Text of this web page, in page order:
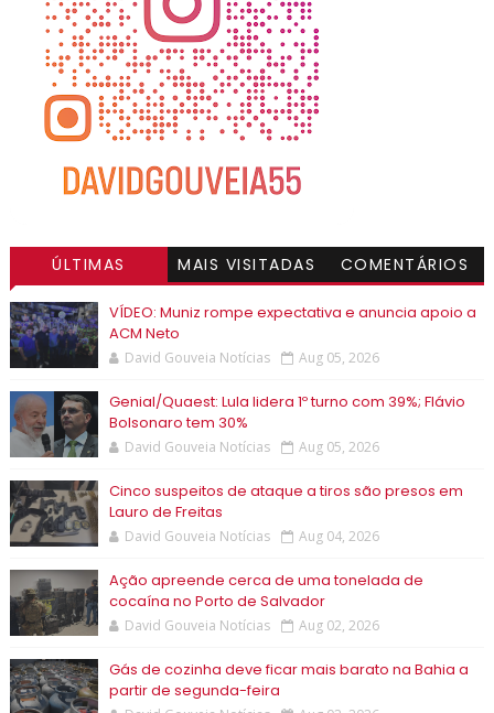
ÚLTIMAS MAIS VISITADAS COMENTÁRIOS
VÍDEO: Muniz rompe expectativa e anuncia apoio a
ACM Neto
David Gouveia Notícias Aug 05, 2026
Genial/Quaest: Lula lidera 1º turno com 39%; Flávio
Bolsonaro tem 30%
David Gouveia Notícias Aug 05, 2026
Cinco suspeitos de ataque a tiros são presos em
Lauro de Freitas
David Gouveia Notícias Aug 04, 2026
Ação apreende cerca de uma tonelada de
cocaína no Porto de Salvador
David Gouveia Notícias Aug 02, 2026
Gás de cozinha deve ficar mais barato na Bahia a
partir de segunda-feira